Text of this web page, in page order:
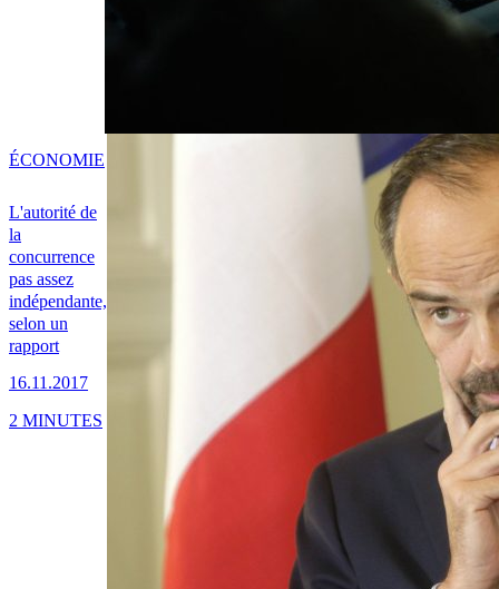
L'autorité de
la
concurrence
pas assez
indépendante,
selon un
rapport
16.11.2017
ÉCONOMIE
2 MINUTES